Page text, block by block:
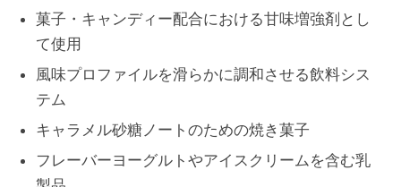
菓子・キャンディー配合における甘味増強剤とし
て使用
風味プロファイルを滑らかに調和させる飲料シス
テム
キャラメル砂糖ノートのための焼き菓子
フレーバーヨーグルトやアイスクリームを含む乳